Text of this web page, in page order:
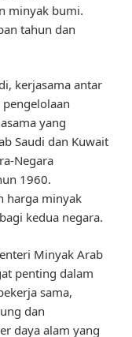
minyak bumi.
tahun dan
kerjasama antar
yang
Saudi dan Kuwait
Negara
1960.
harga minyak
kedua negara.
Minyak Arab
penting dalam
sama,
dan
daya alam yang